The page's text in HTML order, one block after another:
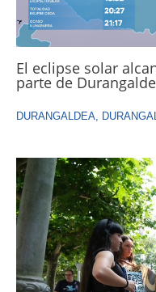
El eclipse solar
parte de
DURANGALDEA,